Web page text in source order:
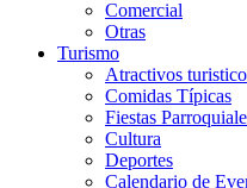
Comercial
Otras
Turismo
Atractivos
Comidas Típicas
Fiestas
Cultura
Deportes
Calendario de